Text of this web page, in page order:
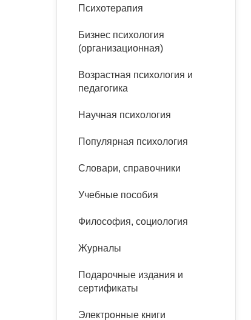
панические атаки
Психодрама
Сказкотерапия
психотерапии
Классический, эриксоновский
эргономика
Социальная психология
Психология развития
организационная психология
психоанализ
Психотерапия
Бизнес психология
(организационная)
Возрастная психология и
педагогика
Научная психология
Популярная психология
Словари, справочники
Учебные пособия
Философия, социология
Журналы
Подарочные издания и
сертификаты
Электронные книги